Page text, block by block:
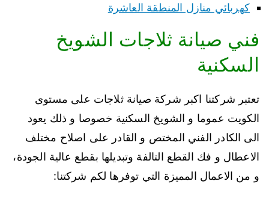
كهربائي منازل المنطقة العاشرة
فني صيانة ثلاجات الشويخ
السكنية
تعتبر شركتنا اكبر شركة صيانة ثلاجات على مستوى
الكويت عموما و الشويخ السكنية خصوصا و ذلك يعود
الى الكادر الفني المختص و القادر على اصلاح مختلف
الاعطال و فك القطع التالفة وتبديلها بقطع عالية الجودة،
و من الاعمال المميزة التي توفرها لكم شركتنا: